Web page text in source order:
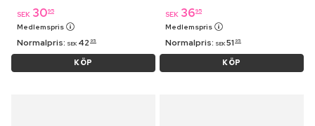
SEK 3095
Medlemspris
Normalpris: SEK 42 95
KÖP
SEK 3695
Medlemspris
Normalpris: SEK 51 95
KÖP